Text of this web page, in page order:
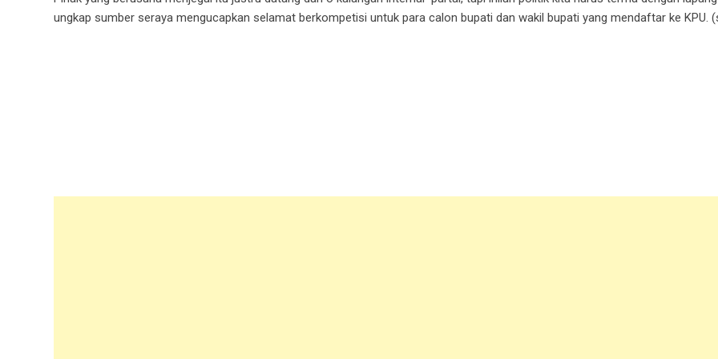
ungkap sumber seraya mengucapkan selamat berkompetisi untuk para calon bupati dan wakil bupati yang mendaftar ke KPU.